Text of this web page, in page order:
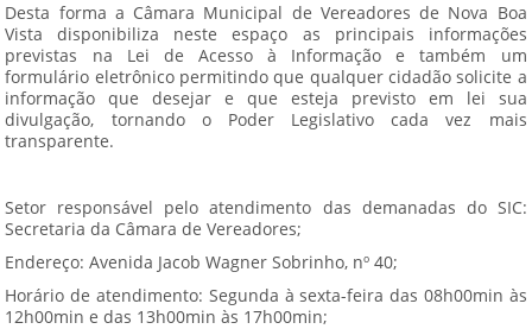
Desta forma a Câmara Municipal de Vereadores de Nova Boa
Vista disponibiliza neste espaço as principais informações
previstas na Lei de Acesso à Informação e também um
formulário eletrônico permitindo que qualquer cidadão solicite a
informação que desejar e que esteja previsto em lei sua
divulgação, tornando o Poder Legislativo cada vez mais
transparente.
Setor responsável pelo atendimento das demanadas do SIC:
Secretaria da Câmara de Vereadores;
Endereço: Avenida Jacob Wagner Sobrinho, nº 40;
Horário de atendimento: Segunda à sexta-feira das 08h00min às
12h00min e das 13h00min às 17h00min;